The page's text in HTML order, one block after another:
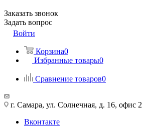
Заказать звонок
Задать вопрос
Войти
Корзина0
Избранные товары0
Сравнение товаров0
г. Самара, ул. Солнечная, д. 16, офис 2
Вконтакте